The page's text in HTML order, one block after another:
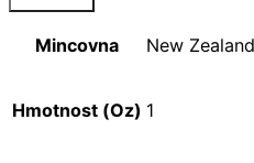
Mincovna New
Hmotnost (Oz) 1